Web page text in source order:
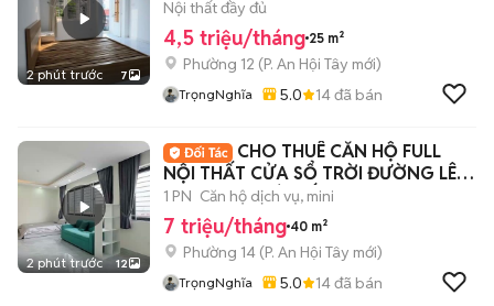
2 phút trước 7
ÍCH - GÒ VẤP
Nội thất đầy đủ
4,5 triệu/tháng 25 m²
Phường 12 (P. An Hội Tây mới)
TrọngNghĩa 5.0 14đã bán
2 phút trước 12
CHO THUÊ CĂN HỘ FULL
NỘI THẤT CỬA SỔ TRỜI ĐƯỜNG LÊ
VĂN THỌ - GÒ VẤP
1 PN Căn hộ dịch vụ, mini
7 triệu/tháng 40 m²
Phường 14 (P. An Hội Tây mới)
TrọngNghĩa 5.0 14đã bán